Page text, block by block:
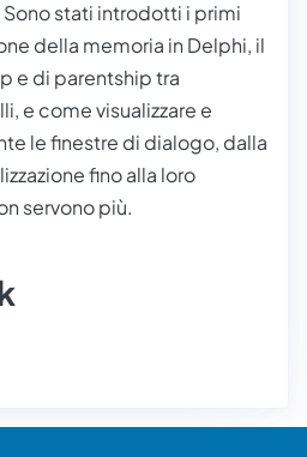
Sono stati introdotti i primi
della memoria in Delphi, il
e di parentship tra
e come visualizzare e
le finestre di dialogo, dalla
fino alla loro
servono più.